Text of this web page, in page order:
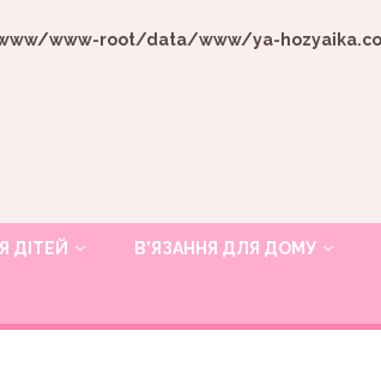
www-root/data/www/ya-
ДІТЕЙ В’ЯЗАННЯ ДЛЯ ДОМУ